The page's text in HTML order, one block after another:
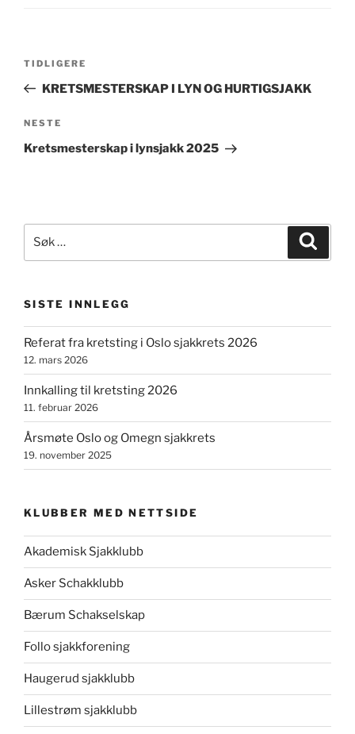
Forrige
innlegg
TIDLIGERE
KRETSMESTERSKAP I LYN OG HURTIGSJAKK
Neste
innlegg
NESTE
Kretsmesterskap i lynsjakk 2025
etter:
SISTE INNLEGG
Referat fra kretsting i Oslo sjakkrets 2026
12. mars 2026
Innkalling til kretsting 2026
11. februar 2026
Årsmøte Oslo og Omegn sjakkrets
19. november 2025
KLUBBER MED NETTSIDE
Akademisk Sjakklubb
Asker Schakklubb
Bærum Schakselskap
Follo sjakkforening
Haugerud sjakklubb
Lillestrøm sjakklubb